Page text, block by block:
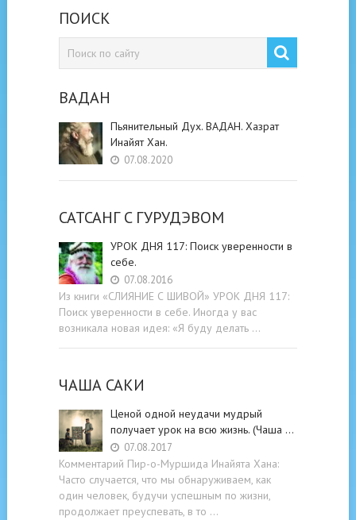
ПОИСК
ВАДАН
Пьянительный Дух. ВАДАН. Хазрат
Инайят Хан.
07.08.2020
САТСАНГ C ГУРУДЭВОМ
УРОК ДНЯ 117: Поиск уверенности в
себе.
07.08.2016
Из книги «СЛИЯНИЕ С ШИВОЙ» УРОК ДНЯ 117:
Поиск уверенности в себе. Иногда у вас
возникала новая идея: «Я буду делать …
ЧАША САКИ
Ценой одной неудачи мудрый
получает урок на всю жизнь. (Чаша …
07.08.2017
Комментарий Пир-о-Муршида Инайята Хана:
Часто случается, что мы обнаруживаем, как
один человек, будучи успешным по жизни,
продолжает преуспевать, в то …